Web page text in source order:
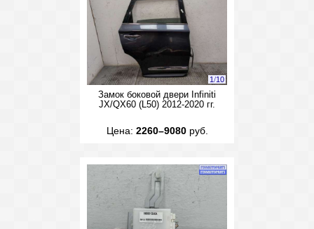
1/10
Замок боковой двери Infiniti
JX/QX60 (L50) 2012-2020 гг.
Цена: 2260–9080руб.